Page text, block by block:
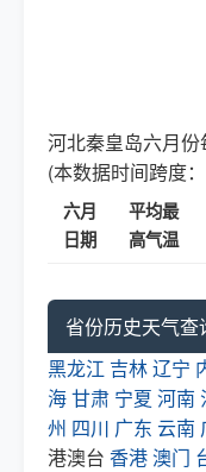
河北秦皇岛六月
(本数据时间跨度
六月
日期
平均最
高气温
省份历史天气查
黑龙江 吉林辽宁
海甘肃 宁夏 河南
州 四川 广东 云南
港澳台 香港澳门